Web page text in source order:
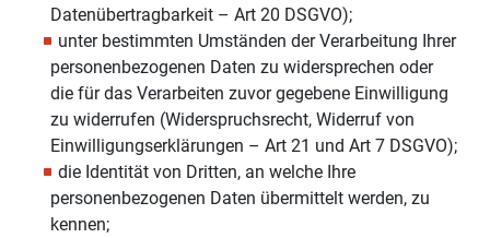
Datenübertragbarkeit – Art 20 DSGVO);
unter bestimmten Umständen der Verarbeitung Ihrer
personenbezogenen Daten zu widersprechen oder
die für das Verarbeiten zuvor gegebene Einwilligung
zu widerrufen (Widerspruchsrecht, Widerruf von
Einwilligungserklärungen – Art 21 und Art 7 DSGVO);
die Identität von Dritten, an welche Ihre
personenbezogenen Daten übermittelt werden, zu
kennen;